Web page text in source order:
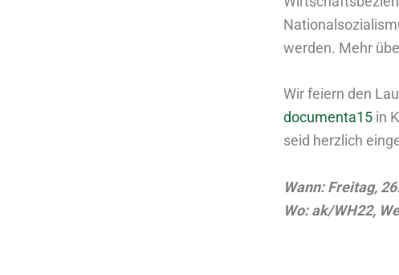
werden. Mehr
Wir feiern den
documenta15 in
seid herzlich
Wann: Freitag,
Wo: ak/WH22,